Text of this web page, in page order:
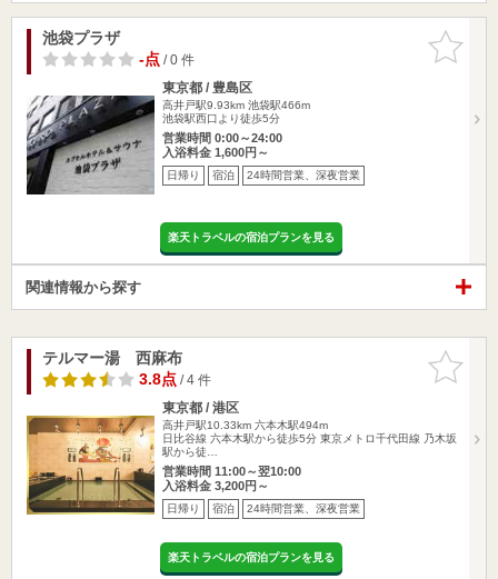
お気に入
りに追加
池袋プラザ
-点/ 0 件
東京都 / 豊島区
高井戸駅9.93km 池袋駅466m
池袋駅西口より徒歩5分
営業時間 0:00～24:00
入浴料金 1,600円～
日帰り 宿泊 24時間営業、深夜営業
楽天トラベルの宿泊プランを見る
関連情報から探す
お気に入
りに追加
テルマー湯 西麻布
3.8点/ 4 件
東京都 / 港区
高井戸駅10.33km 六本木駅494m
日比谷線 六本木駅から徒歩5分 東京メトロ千代田線 乃木坂
駅から徒…
営業時間 11:00～翌10:00
入浴料金 3,200円～
日帰り 宿泊 24時間営業、深夜営業
楽天トラベルの宿泊プランを見る